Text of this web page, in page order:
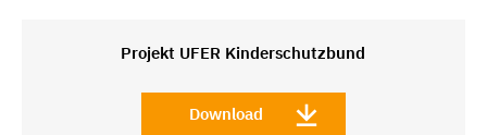
Projekt UFER Kinderschutzbund
Download